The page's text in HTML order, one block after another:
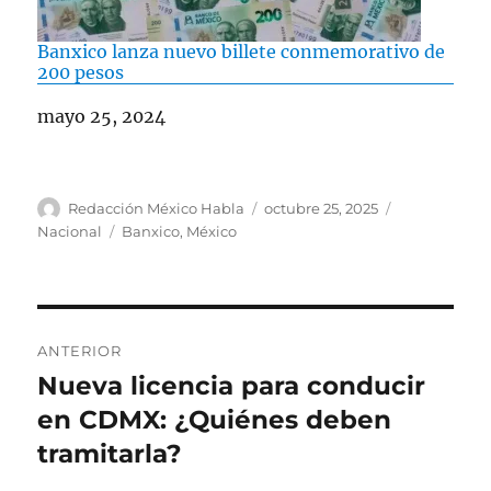
Banxico lanza nuevo billete conmemorativo de
200 pesos
Fecha
mayo 25, 2024
A
u
Redacción México Habla
P
o
e
octubre 25, 2025
a
Nacional
E
a
s
Banxico, México
a
v
e
ANTERIOR
E
n
t
Nueva licencia para conducir
en CDMX: ¿Quiénes deben
tramitarla?